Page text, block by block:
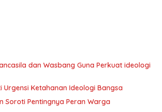
dan Wasbang Guna Perkuat ideologi
Urgensi Ketahanan Ideologi Bangsa
Soroti Pentingnya Peran Warga